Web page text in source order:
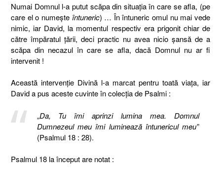
Numai Domnul l-a putut scăpa din situaţia în care se afla, (pe
care el o numeşte întuneric) … În întuneric omul nu mai vede
nimic, iar David, la momentul respectiv era prigonit chiar de
către împăratul ţării, deci practic nu avea nicio şansă de a
scăpa din necazul în care se afla, dacă Domnul nu ar fi
intervenit !
Această intervenţie Divină l-a marcat pentru toată viaţa, iar
David a pus aceste cuvinte în colecţia de Psalmi :
„Da, Tu îmi aprinzi lumina mea. Domnul
Dumnezeul meu îmi luminează întunericul meu”
(Psalmul 18 : 28).
Psalmul 18 la început are notat :